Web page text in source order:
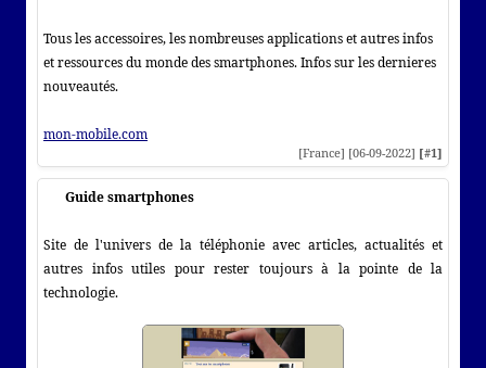
Tous les accessoires, les nombreuses applications et autres infos
et ressources du monde des smartphones. Infos sur les dernieres
nouveautés.
mon-mobile.com
[France] [06-09-2022] [#1]
Guide smartphones
Site de l'univers de la téléphonie avec articles, actualités et
autres infos utiles pour rester toujours à la pointe de la
technologie.